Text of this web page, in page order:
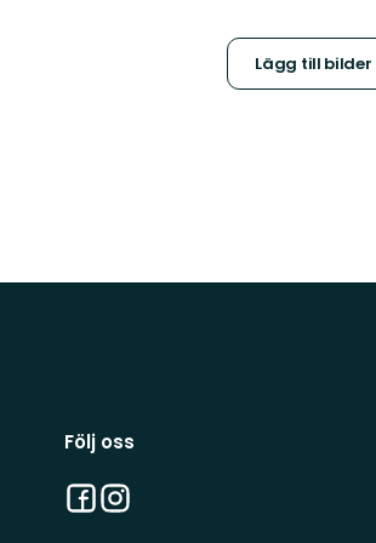
Lägg till bilder
Följ oss
Facebook
Instagram